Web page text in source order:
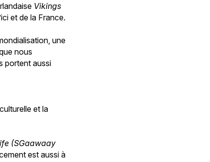
Vikings
et de la France.
une
nous
portent aussi
et la
(SGaawaay
est aussi à